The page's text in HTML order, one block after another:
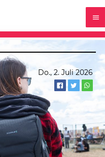
Do., 2. Juli 2026